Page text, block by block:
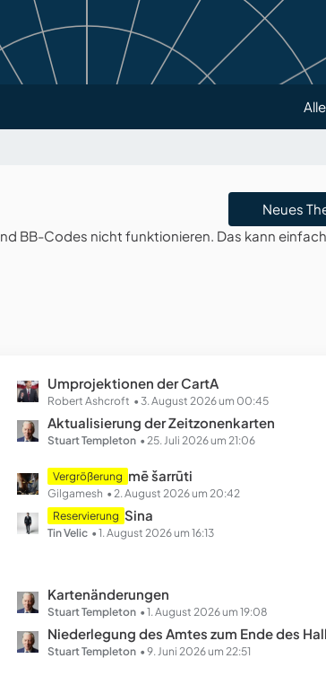
Neues
BB-Codes nicht funktionieren. Das kann
L
e
t
z
e
e
ä
e
Umprojektionen der CartA
Robert Ashcroft 3. August 2026 um 00:45
Aktualisierung der Zeitzonenkarten
Stuart Templeton 25. Juli 2026 um 21:06
L
e
t
z
B
e
i
t
Vergrößerung mē šarrūti
Gilgamesh
2. August 2026 um 20:42
Reservierung Sina
Tin Velic 1. August 2026 um 16:13
L
e
t
z
Kartenänderungen
Stuart Templeton 1. August 2026 um 19:08
Niederlegung des Amtes zum Ende des
Stuart Templeton 9. Juni 2026 um 22:51